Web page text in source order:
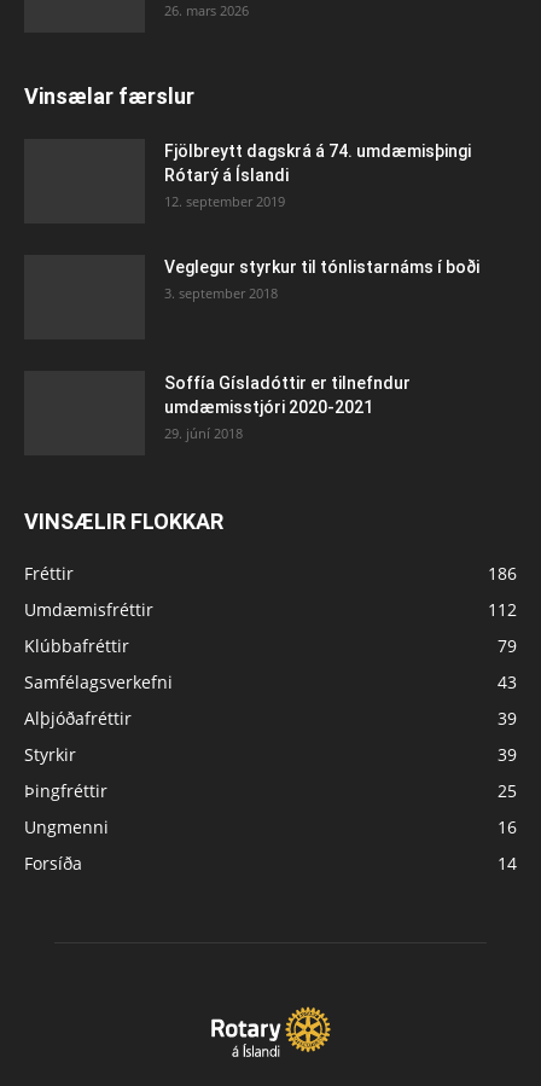
26. mars 2026
Vinsælar færslur
Fjölbreytt dagskrá á 74. umdæmisþingi
Rótarý á Íslandi
12. september 2019
Veglegur styrkur til tónlistarnáms í boði
3. september 2018
Soffía Gísladóttir er tilnefndur
umdæmisstjóri 2020-2021
29. júní 2018
VINSÆLIR FLOKKAR
Fréttir
186
Umdæmisfréttir
112
Klúbbafréttir
79
Samfélagsverkefni
43
Alþjóðafréttir
39
Styrkir
39
Þingfréttir
25
Ungmenni
16
Forsíða
14